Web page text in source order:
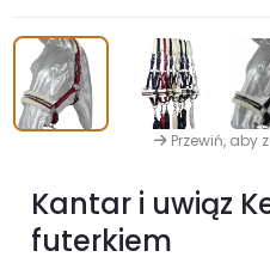
Przewiń, aby
Kantar i uwiąz
futerkiem